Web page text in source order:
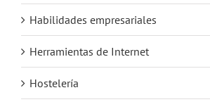
Habilidades empresariales
Herramientas de Internet
Hostelería